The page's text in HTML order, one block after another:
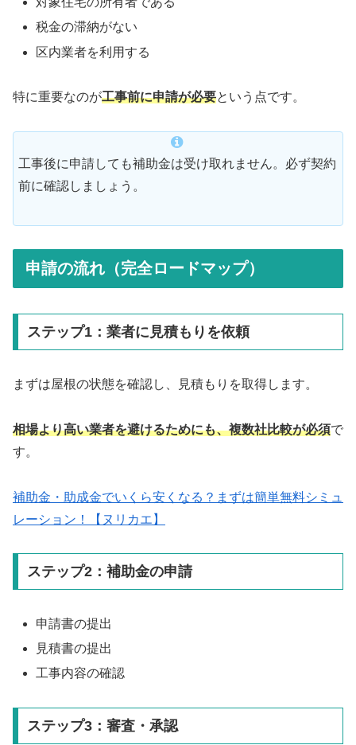
税金の滞納がない
区内業者を利用する
特に重要なのが工事前に申請が必要という点です。
工事後に申請しても補助金は受け取れません。必ず契約
前に確認しましょう。
申請の流れ（完全ロードマップ）
ステップ1：業者に見積もりを依頼
まずは屋根の状態を確認し、見積もりを取得します。
相場より高い業者を避けるためにも、複数社比較が必須で
す。
補助金・助成金でいくら安くなる？まずは簡単無料シミュ
レーション！【ヌリカエ】
ステップ2：補助金の申請
申請書の提出
見積書の提出
工事内容の確認
ステップ3：審査・承認